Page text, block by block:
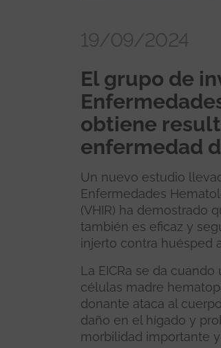
19/09/2024
El grupo de
obtiene
enfermedad
Un nuevo estudio
Enfermedades
(VHIR) ha demostrado
también es eficaz y
injerto contra huésped
La EICRa se da
células madre
donante ataca al
daño en el hígado y
morbilidad importante